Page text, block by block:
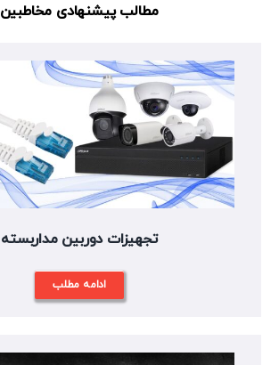
مطالب پیشنهادی مخاطبین
تجهیزات دوربین مداربسته
ادامه مطلب